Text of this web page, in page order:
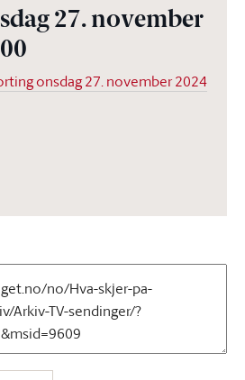
27. november
onsdag 27. november 2024